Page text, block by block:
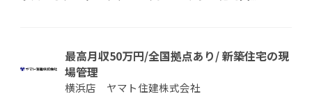
最高月収50万円/全国拠点あり/ 新築住宅の現
場管理
横浜店 ヤマト住建株式会社